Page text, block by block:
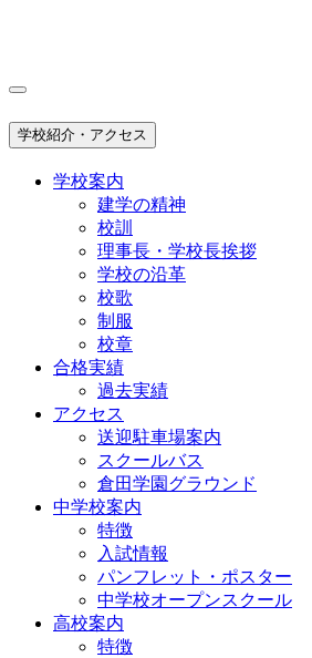
学校紹介・アクセス
学校案内
建学の精神
校訓
理事長・学校長挨拶
学校の沿革
校歌
制服
校章
合格実績
過去実績
アクセス
送迎駐車場案内
スクールバス
倉田学園グラウンド
中学校案内
特徴
入試情報
パンフレット・ポスター
中学校オープンスクール
高校案内
特徴